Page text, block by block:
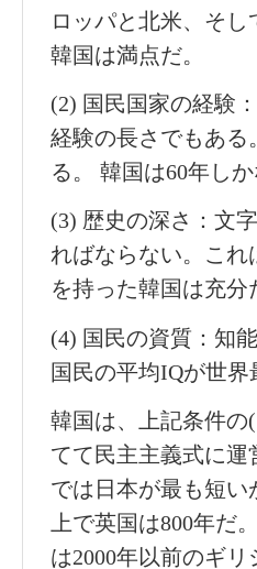
ロッパと北米、そ
韓国は満点だ。
(2) 国民国家の経験
経験の長さでもある
る。 韓国は60年しか
(3) 歴史の深さ：文
ればならない。これ
を持った韓国は充分
(4) 国民の資質：知
国民の平均IQが世
韓国は、上記条件の
てて民主主義式に運
では日本が最も短い
上で英国は800年だ
は2000年以前のギ